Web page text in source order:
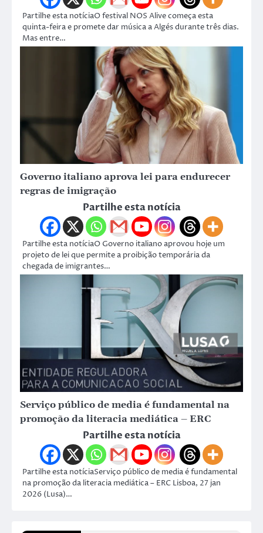
Partilhe esta notíciaO festival NOS Alive começa esta
quinta-feira e promete dar música a Algés durante três dias.
Mas entre…
Governo italiano aprova lei para endurecer
regras de imigração
Partilhe esta notícia
Partilhe esta notíciaO Governo italiano aprovou hoje um
projeto de lei que permite a proibição temporária da
chegada de imigrantes…
Serviço público de media é fundamental na
promoção da literacia mediática – ERC
Partilhe esta notícia
Partilhe esta notíciaServiço público de media é fundamental
na promoção da literacia mediática – ERC Lisboa, 27 jan
2026 (Lusa)…